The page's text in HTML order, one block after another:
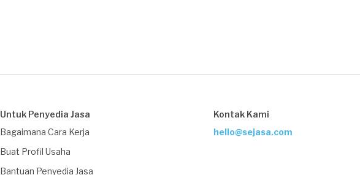
Untuk Penyedia Jasa
Bagaimana Cara Kerja
Buat Profil Usaha
Bantuan Penyedia Jasa
Kontak Kami
hello@sejasa.com